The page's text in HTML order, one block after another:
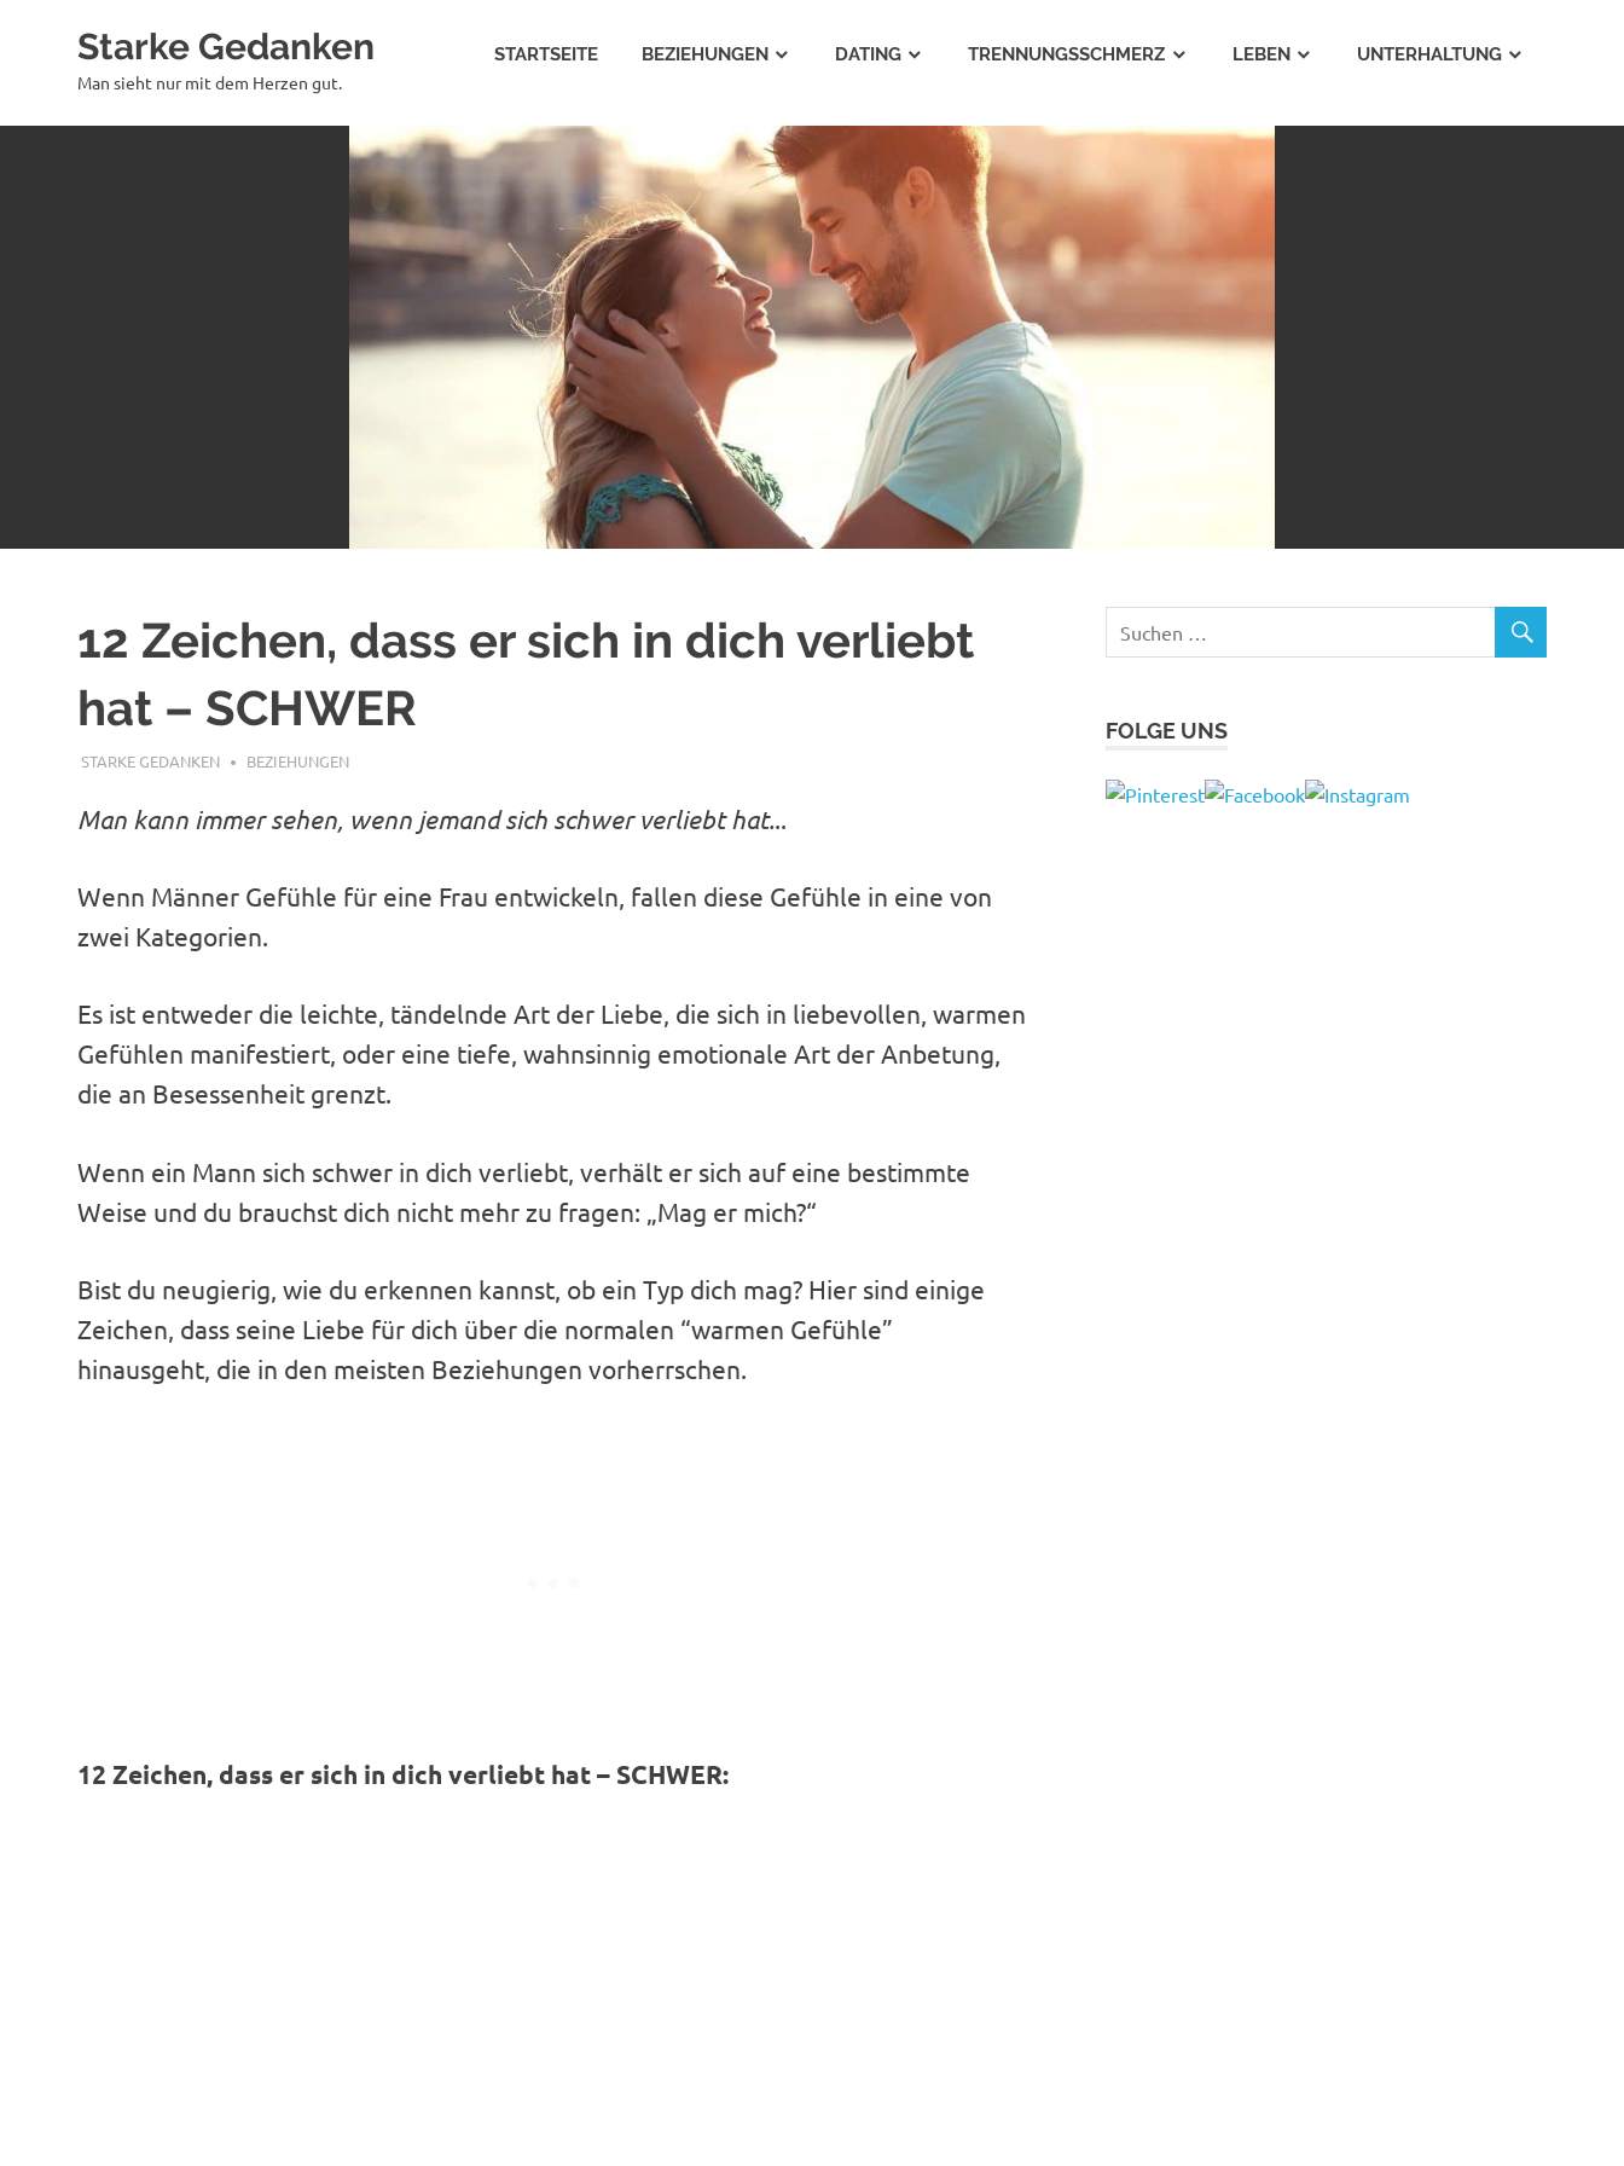
Starke Gedanken
Man sieht nur mit dem Herzen gut.
STARTSEITE BEZIEHUNGEN DATING TRENNUNGSSCHMERZ LEBEN UNTERHALTUNG
12 Zeichen, dass er sich in dich verliebt
hat – SCHWER
MÄRZ 17, 2020
STARKE GEDANKEN BEZIEHUNGEN
Man kann immer sehen, wenn jemand sich schwer verliebt hat...
Wenn Männer Gefühle für eine Frau entwickeln, fallen diese Gefühle in eine von
zwei Kategorien.
Es ist entweder die leichte, tändelnde Art der Liebe, die sich in liebevollen, warmen
Gefühlen manifestiert, oder eine tiefe, wahnsinnig emotionale Art der Anbetung,
die an Besessenheit grenzt.
Wenn ein Mann sich schwer in dich verliebt, verhält er sich auf eine bestimmte
Weise und du brauchst dich nicht mehr zu fragen: „Mag er mich?“
Bist du neugierig, wie du erkennen kannst, ob ein Typ dich mag? Hier sind einige
Zeichen, dass seine Liebe für dich über die normalen “warmen Gefühle”
hinausgeht, die in den meisten Beziehungen vorherrschen.
12 Zeichen, dass er sich in dich verliebt hat – SCHWER:
FOLGE UNS